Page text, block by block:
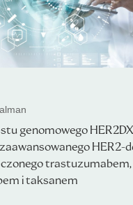
genomowego
HER2-
trastuzumabem,
i taksanem